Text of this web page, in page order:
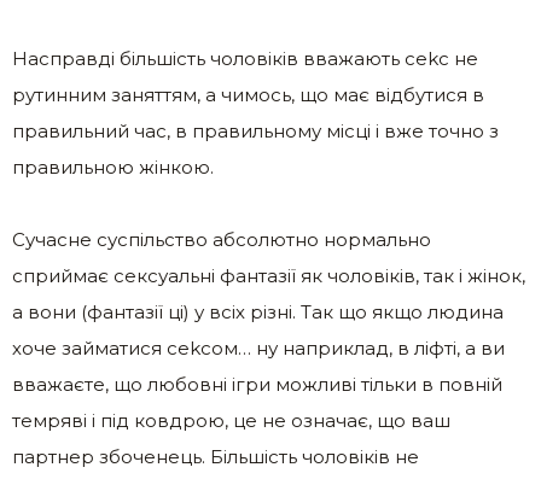
Насправді більшість чоловіків вважають сеkс не
рутинним заняттям, а чимось, що має відбутися в
правильний час, в правильному місці і вже точно з
правильною жінкою.
Сучасне суспільство абсолютно нормально
сприймає сексуальні фантазії як чоловіків, так і жінок,
а вони (фантазії ці) у всіх різні. Так що якщо людина
хоче займатися сеkсом… ну наприклад, в ліфті, а ви
вважаєте, що любовні ігри можливі тільки в повній
темряві і під ковдрою, це не означає, що ваш
партнер збоченець. Більшість чоловіків не